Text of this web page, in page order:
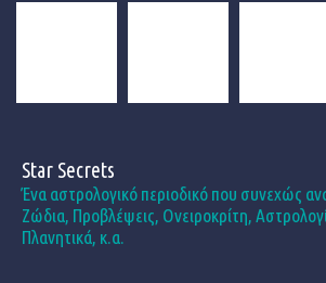
Star Secrets
Ένα αστρολογικό περιοδικό που συνεχώς
Ζώδια, Προβλέψεις, Ονειροκρίτη,
Πλανητικά, κ.α.